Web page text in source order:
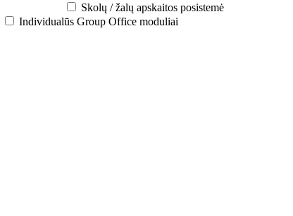
Skolų / žalų apskaitos posistemė
Individualūs Group Office moduliai